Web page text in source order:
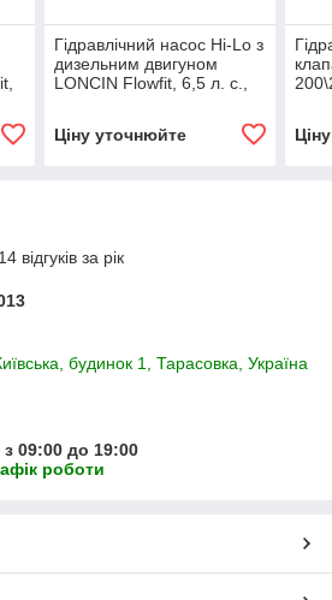
Гідравлічний насос Hi-Lo з
дизельним двигуном
LONCIN Flowfit, 6,5 л. с.,
Ціну уточнюйте
відгуків за рік
будинок 1, Тарасовка, Україна
09:00 до 19:00
роботи